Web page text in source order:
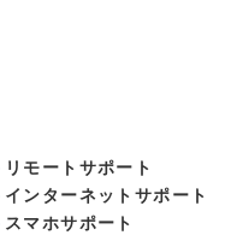
リモートサポート
インターネットサポート
スマホサポート